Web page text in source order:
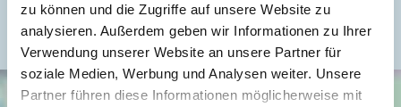
zu können und die Zugriffe auf unsere Website zu
analysieren. Außerdem geben wir Informationen zu Ihrer
Verwendung unserer Website an unsere Partner für
soziale Medien, Werbung und Analysen weiter. Unsere
Partner führen diese Informationen möglicherweise mit
Befeuerung Gas